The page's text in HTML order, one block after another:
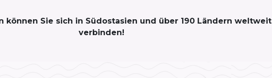
können Sie sich in Südostasien und über 190 Ländern weltweit
verbinden!